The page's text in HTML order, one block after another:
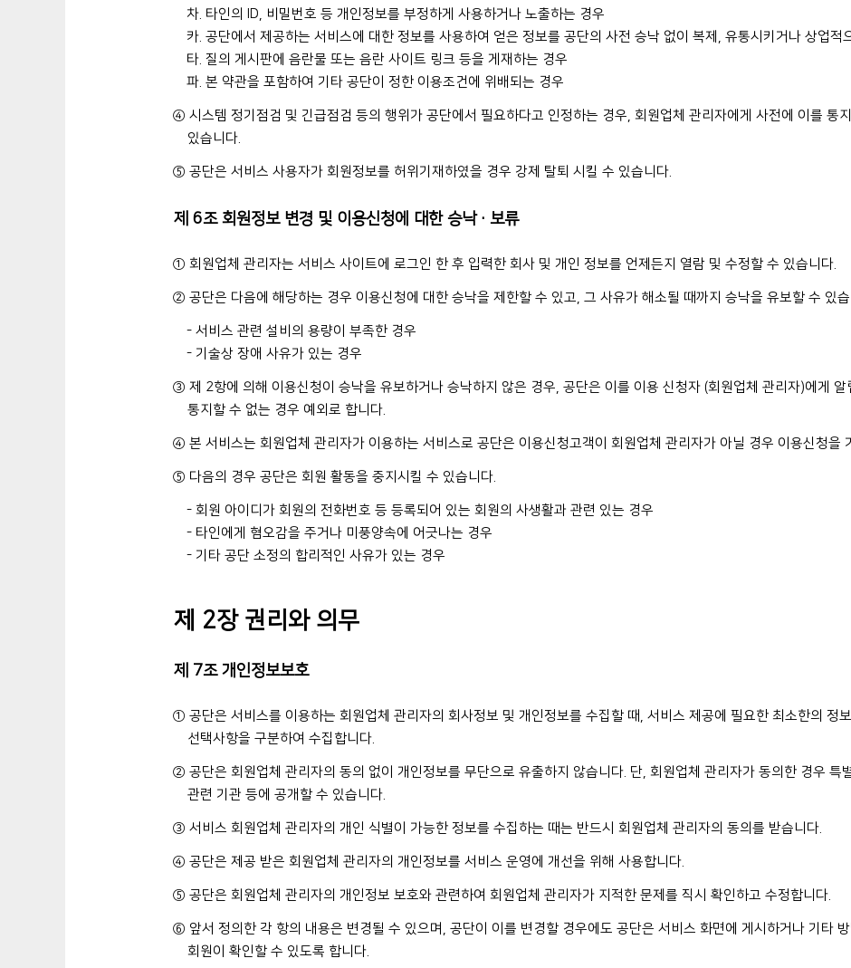
차. 타인의 ID, 비밀번호 등 개인정보를 부정하게 사용하거나 노출하는 경우
카. 공단에서 제공하는 서비스에 대한 정보를 사용하여 얻은 정보를 공단의 사전 승낙 없이 복제, 유통시키거나 상업적
타. 질의 게시판에 음란물 또는 음란 사이트 링크 등을 게재하는 경우
파. 본 약관을 포함하여 기타 공단이 정한 이용조건에 위배되는 경우
④ 시스템 정기점검 및 긴급점검 등의 행위가 공단에서 필요하다고 인정하는 경우, 회원업체 관리자에게 사전에 이를 통
있습니다.
⑤ 공단은 서비스 사용자가 회원정보를 허위기재하였을 경우 강제 탈퇴 시킬 수 있습니다.
제 6조 회원정보 변경 및 이용신청에 대한 승낙·보류
① 회원업체 관리자는 서비스 사이트에 로그인 한 후 입력한 회사 및 개인 정보를 언제든지 열람 및 수정할 수 있습니다.
② 공단은 다음에 해당하는 경우 이용신청에 대한 승낙을 제한할 수 있고, 그 사유가 해소될 때까지 승낙을 유보할 수 있습
- 서비스 관련 설비의 용량이 부족한 경우
- 기술상 장애 사유가 있는 경우
③ 제 2항에 의해 이용신청이 승낙을 유보하거나 승낙하지 않은 경우, 공단은 이를 이용 신청자 (회원업체 관리자)에게 알
통지할 수 없는 경우 예외로 합니다.
④ 본 서비스는 회원업체 관리자가 이용하는 서비스로 공단은 이용신청고객이 회원업체 관리자가 아닐 경우 이용신청을
⑤ 다음의 경우 공단은 회원 활동을 중지시킬 수 있습니다.
- 회원 아이디가 회원의 전화번호 등 등록되어 있는 회원의 사생활과 관련 있는 경우
- 타인에게 혐오감을 주거나 미풍양속에 어긋나는 경우
- 기타 공단 소정의 합리적인 사유가 있는 경우
제 2장 권리와 의무
제 7조 개인정보보호
① 공단은 서비스를 이용하는 회원업체 관리자의 회사정보 및 개인정보를 수집할 때, 서비스 제공에 필요한 최소한의 정
선택사항을 구분하여 수집합니다.
② 공단은 회원업체 관리자의 동의 없이 개인정보를 무단으로 유출하지 않습니다. 단, 회원업체 관리자가 동의한 경우 특
관련 기관 등에 공개할 수 있습니다.
③ 서비스 회원업체 관리자의 개인 식별이 가능한 정보를 수집하는 때는 반드시 회원업체 관리자의 동의를 받습니다.
④ 공단은 제공 받은 회원업체 관리자의 개인정보를 서비스 운영에 개선을 위해 사용합니다.
⑤ 공단은 회원업체 관리자의 개인정보 보호와 관련하여 회원업체 관리자가 지적한 문제를 직시 확인하고 수정합니다.
⑥ 앞서 정의한 각 항의 내용은 변경될 수 있으며, 공단이 이를 변경할 경우에도 공단은 서비스 화면에 게시하거나 기타
회원이 확인할 수 있도록 합니다.